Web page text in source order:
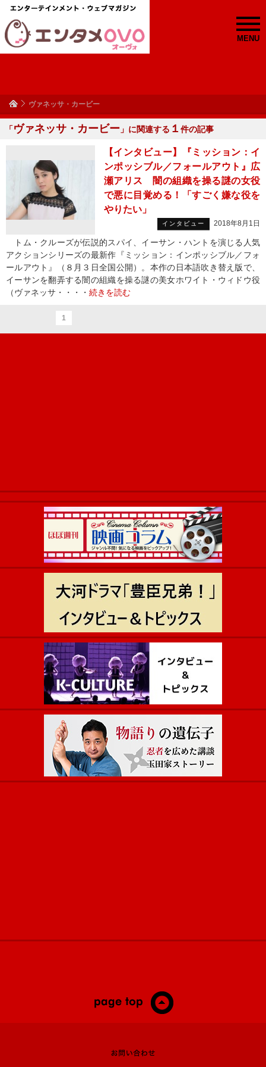
MENU
ヴァネッサ・カービー
「ヴァネッサ・カービー 」に関連する １ 件の記事
【インタビュー】『ミッション：イ
ンポッシブル／フォールアウト』広
瀬アリス 闇の組織を操る謎の女役
で悪に目覚める！「すごく嫌な役を
やりたい」
インタビュー 2018年8月1日
トム・クルーズが伝説的スパイ、イーサン・ハントを演じる人気
アクションシリーズの最新作『ミッション：インポッシブル／フォ
ールアウト』（８月３日全国公開）。本作の日本語吹き替え版で、
イーサンを翻弄する闇の組織を操る謎の美女ホワイト・ウィドウ役
（ヴァネッサ・・・・ 続きを読む
1